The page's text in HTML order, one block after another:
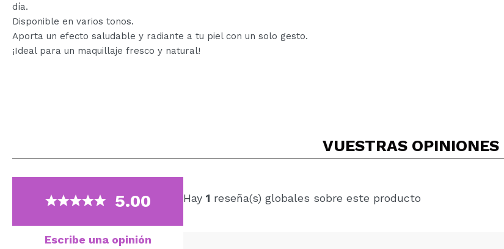
día.
Disponible en varios tonos.
Aporta un efecto saludable y radiante a tu piel con un solo gesto.
¡Ideal para un maquillaje fresco y natural!
VUESTRAS OPINIONES
5.00
Escribe una opinión
Hay 1 reseña(s) globales sobre este producto